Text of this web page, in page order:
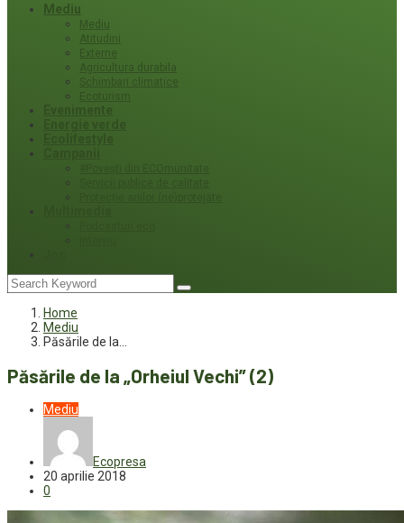
Mediu
Mediu
Atitudini
Externe
Agricultura durabila
Schimbari climatice
Ecoturism
Home
Mediu
Păsările de la…
Păsările de la „Orheiul Vechi” (2)
Mediu
Ecopresa
20 aprilie 2018
0